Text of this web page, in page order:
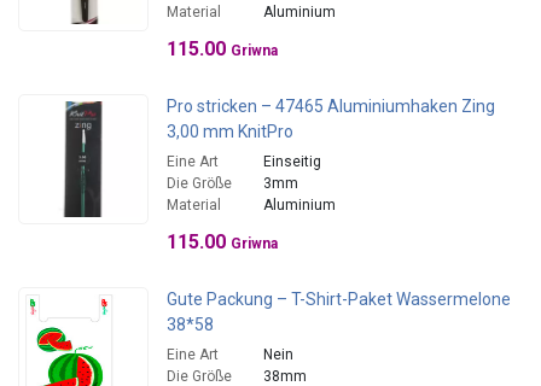
Material
Aluminium
115.00 Griwna
Pro stricken – 47465 Aluminiumhaken Zing
3,00 mm KnitPro
Eine Art
Einseitig
Die Größe
3mm
Material
Aluminium
115.00 Griwna
Gute Packung – T-Shirt-Paket Wassermelone
38*58
Eine Art
Nein
Die Größe
38mm